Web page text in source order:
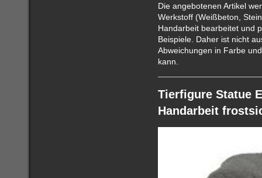
Die angebotenen Artikel
Werkstoff (Weißbeton,
Handarbeit bearbeitet und
Beispiele. Daher ist nicht
Abweichungen in Farbe
kann.
Tierfigure Statue
Handarbeit